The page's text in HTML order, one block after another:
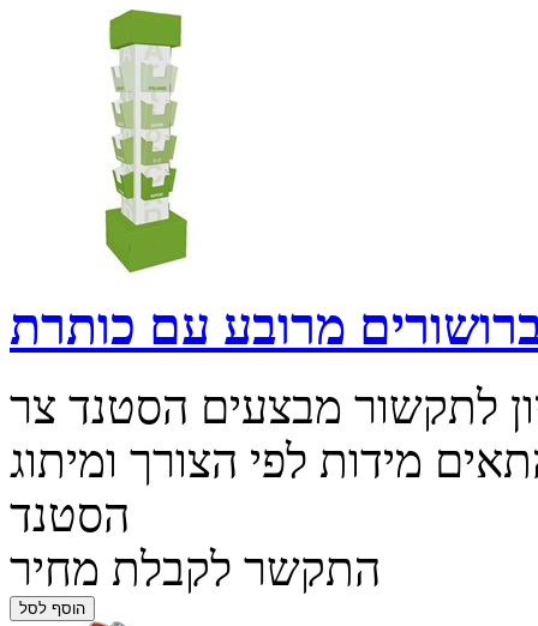
מרובע עם כותרת
לתקשור מבצעים הסטנד צר
מידות לפי הצורך ומיתוג
הסטנד
התקשר לקבלת מחיר